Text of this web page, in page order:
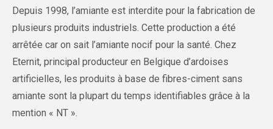
Depuis 1998, l’amiante est interdite pour la fabrication de
plusieurs produits industriels. Cette production a été
arrêtée car on sait l’amiante nocif pour la santé. Chez
Eternit, principal producteur en Belgique d’ardoises
artificielles, les produits à base de fibres-ciment sans
amiante sont la plupart du temps identifiables grâce à la
mention « NT ».